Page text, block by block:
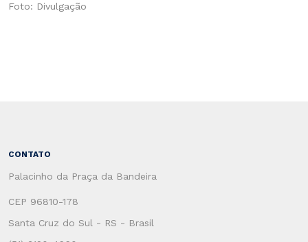
Foto: Divulgação
CONTATO
Palacinho da Praça da Bandeira
CEP 96810-178
Santa Cruz do Sul - RS - Brasil